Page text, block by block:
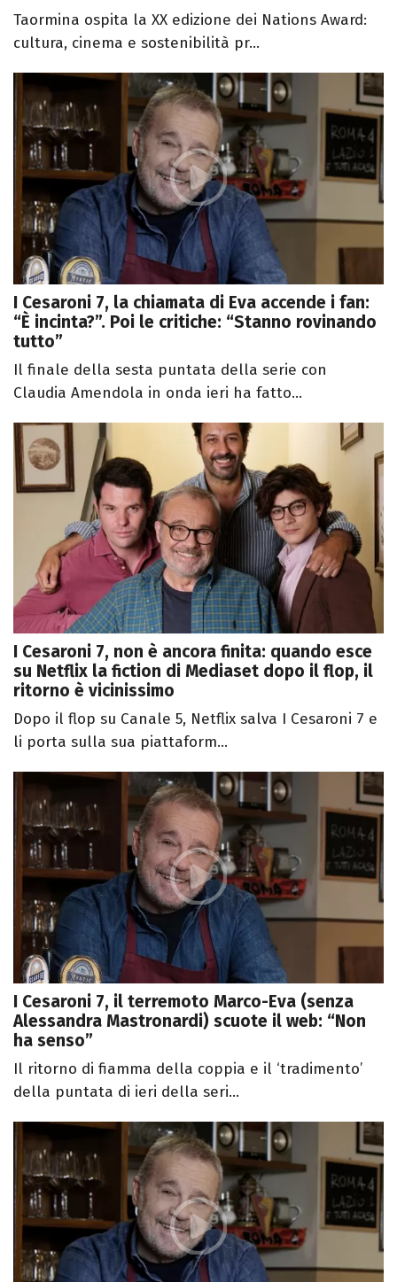
Taormina ospita la XX edizione dei Nations Award:
cultura, cinema e sostenibilità pr...
I Cesaroni 7, la chiamata di Eva accende i fan:
“È incinta?”. Poi le critiche: “Stanno rovinando
tutto”
Il finale della sesta puntata della serie con
Claudia Amendola in onda ieri ha fatto...
I Cesaroni 7, non è ancora finita: quando esce
su Netflix la fiction di Mediaset dopo il flop, il
ritorno è vicinissimo
Dopo il flop su Canale 5, Netflix salva I Cesaroni 7 e
li porta sulla sua piattaform...
I Cesaroni 7, il terremoto Marco-Eva (senza
Alessandra Mastronardi) scuote il web: “Non
ha senso”
Il ritorno di fiamma della coppia e il ‘tradimento’
della puntata di ieri della seri...